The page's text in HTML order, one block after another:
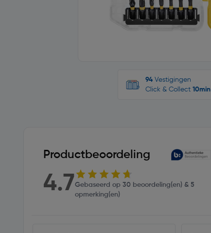
94 Vestigingen
Click & Collect 10min
Productbeoordeling
4.7Gebaseerd op 30 beoordeling(en) & 5
opmerking(en)